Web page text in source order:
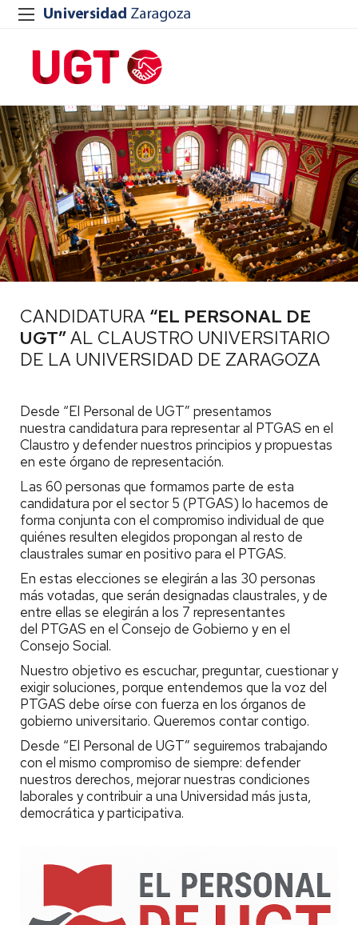
CANDIDATURA “EL PERSONAL DE
UGT”AL CLAUSTRO UNIVERSITARIO
DE LA UNIVERSIDAD DE ZARAGOZA
Desde “El Personal de UGT” presentamos
nuestra candidatura para representar al PTGAS en el
Claustro y defender nuestros principios y propuestas
en este órgano de representación.
Las 60 personas que formamos parte de esta
candidatura por el sector 5 (PTGAS) lo hacemos de
forma conjunta con el compromiso individual de que
quiénes resulten elegidos propongan al resto de
claustrales sumar en positivo para el PTGAS.
En estas elecciones se elegirán a las 30 personas
más votadas, que serán designadas claustrales, y de
entre ellas se elegirán a los 7 representantes
del PTGAS en el Consejo de Gobierno y en el
Consejo Social.
Nuestro objetivo es escuchar, preguntar, cuestionar y
exigir soluciones, porque entendemos que la voz del
PTGAS debe oírse con fuerza en los órganos de
gobierno universitario. Queremos contar contigo.
Desde “El Personal de UGT” seguiremos trabajando
con el mismo compromiso de siempre: defender
nuestros derechos, mejorar nuestras condiciones
laborales y contribuir a una Universidad más justa,
democrática y participativa.